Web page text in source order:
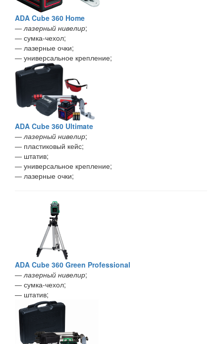
ADA Cube 360 Home
―лазерный нивелир;
― сумка-чехол;
― лазерные очки;
― универсальное крепление;
ADA Cube 360 Ultimate
―лазерный нивелир;
― пластиковый кейс;
― штатив;
― универсальное крепление;
― лазерные очки;
ADA Cube 360 Green Professional
―лазерный нивелир;
― сумка-чехол;
― штатив;